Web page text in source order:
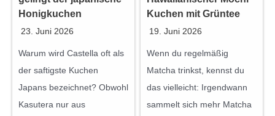
Honigkuchen
23. Juni 2026
Warum wird Castella oft als
der saftigste Kuchen
Japans bezeichnet? Obwohl
Kasutera nur aus
Kuchen mit Grüntee
19. Juni 2026
Wenn du regelmäßig
Matcha trinkst, kennst du
das vielleicht: Irgendwann
sammelt sich mehr Matcha